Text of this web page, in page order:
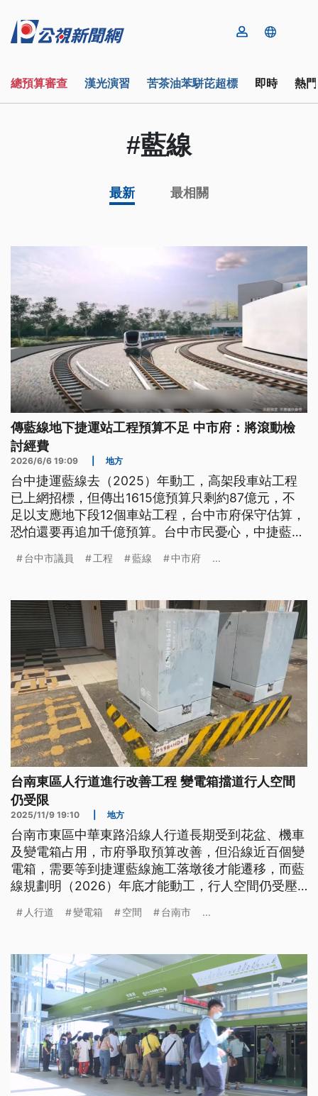
總預算審查 漢光演習 苦茶油苯駢芘超標 即時 熱
#藍線
最新 最相關
傳藍線地下捷運站工程預算不足 中市府：將滾動檢
討經費
2026/6/6 19:09 地方
台中捷運藍線去（2025）年動工，高架段車站工程
已上網招標，但傳出1615億預算只剩約87億元，不
足以支應地下段12個車站工程，台中市府保守估算，
恐怕還要再追加千億預算。台中市民憂心，中捷藍線
台中市議員 工程 藍線 中市府 ...
台南東區人行道進行改善工程 變電箱擋道行人空間
仍受限
2025/11/9 19:10 地方
台南市東區中華東路沿線人行道長期受到花盆、機車
及變電箱占用，市府爭取預算改善，但沿線近百個變
電箱，需要等到捷運藍線施工落墩後才能遷移，而藍
線規劃明（2026）年底才能動工，行人空間仍受壓
人行道 變電箱 空間 台南市 ...